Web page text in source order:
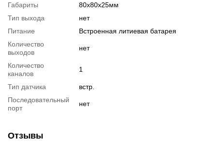
Габариты
80х80х25мм
Тип выхода
нет
Питание
Встроенная литиевая батарея
Количество
выходов
нет
Количество
каналов
1
Тип датчика
встр.
Последовательный
порт
нет
Отзывы